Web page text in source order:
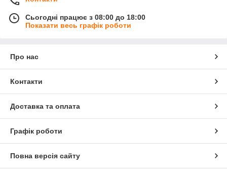
Сьогодні працює з 08:00 до 18:00
Показати весь графік роботи
Про нас
Контакти
Доставка та оплата
Графік роботи
Повна версія сайту